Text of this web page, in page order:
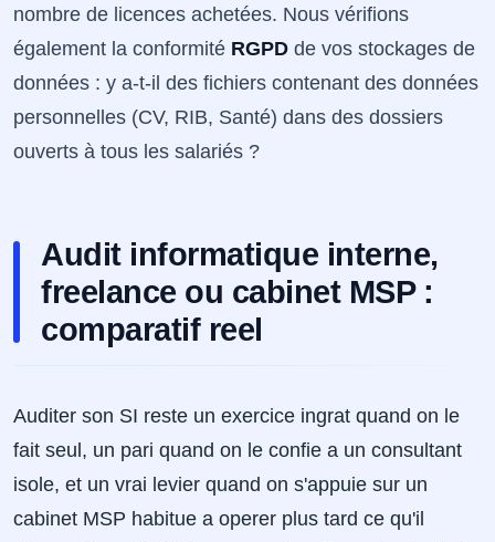
nombre de licences achetées. Nous vérifions
également la conformité RGPD de vos stockages de
données : y a-t-il des fichiers contenant des données
personnelles (CV, RIB, Santé) dans des dossiers
ouverts à tous les salariés ?
Audit informatique interne,
freelance ou cabinet MSP :
comparatif reel
Auditer son SI reste un exercice ingrat quand on le
fait seul, un pari quand on le confie a un consultant
isole, et un vrai levier quand on s'appuie sur un
cabinet MSP habitue a operer plus tard ce qu'il